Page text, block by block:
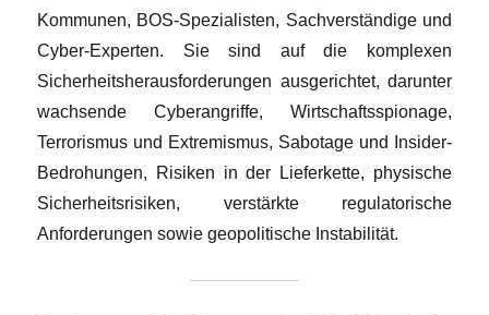
Kommunen, BOS-Spezialisten, Sachverständige und
Cyber-Experten. Sie sind auf die komplexen
Sicherheitsherausforderungen ausgerichtet, darunter
wachsende Cyberangriffe, Wirtschaftsspionage,
Terrorismus und Extremismus, Sabotage und Insider-
Bedrohungen, Risiken in der Lieferkette, physische
Sicherheitsrisiken, verstärkte regulatorische
Anforderungen sowie geopolitische Instabilität.